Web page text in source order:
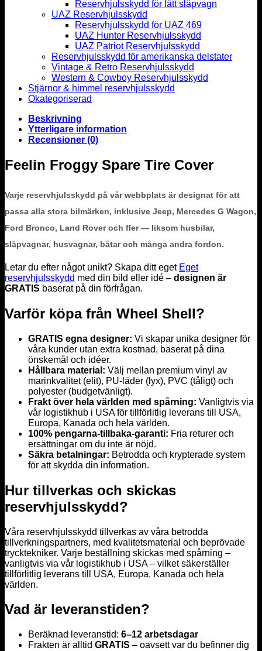
Reservhjulsskydd för lätt släpvagn
UAZ Reservhjulsskydd
Reservhjulsskydd för UAZ 469
UAZ Hunter Reservhjulsskydd
UAZ Patriot Reservhjulsskydd
Reservhjulsskydd för amerikanska delstater
Vintage & Retro Reservhjulsskydd
Western & Cowboy Reservhjulsskydd
Stjärnor & himmel reservhjulsskydd
Okategoriserad
Beskrivning
Ytterligare information
Recensioner (0)
Feelin Froggy Spare Tire Cover
Varje reservhjulsskydd på vår webbplats är designat för att
passa alla stora bilmärken, inklusive Jeep, Mercedes G Wagon,
Ford Bronco, Land Rover och fler — liksom husbilar,
släpvagnar, husvagnar, båtar och många andra fordon.
Letar du efter något unikt? Skapa ditt eget Eget
reservhjulsskydd med din bild eller idé – designen är
GRATIS baserat på din förfrågan.
Varför köpa från Wheel Shell?
GRATIS egna designer: Vi skapar unika designer för
våra kunder utan extra kostnad, baserat på dina
önskemål och idéer.
Hållbara material: Välj mellan premium vinyl av
marinkvalitet (elit), PU-läder (lyx), PVC (tåligt) och
polyester (budgetvänligt).
Frakt över hela världen med spårning: Vanligtvis via
vår logistikhub i USA för tillförlitlig leverans till USA,
Europa, Kanada och hela världen.
100% pengarna-tillbaka-garanti: Fria returer och
ersättningar om du inte är nöjd.
Säkra betalningar: Betrodda och krypterade system
för att skydda din information.
Hur tillverkas och skickas
reservhjulsskydd?
Våra reservhjulsskydd tillverkas av våra betrodda
tillverkningspartners, med kvalitetsmaterial och beprövade
trycktekniker. Varje beställning skickas med spårning –
vanligtvis via vår logistikhub i USA – vilket säkerställer
tillförlitlig leverans till USA, Europa, Kanada och hela
världen.
Vad är leveranstiden?
Beräknad leveranstid: 6–12 arbetsdagar
Frakten är alltid GRATIS – oavsett var du befinner dig